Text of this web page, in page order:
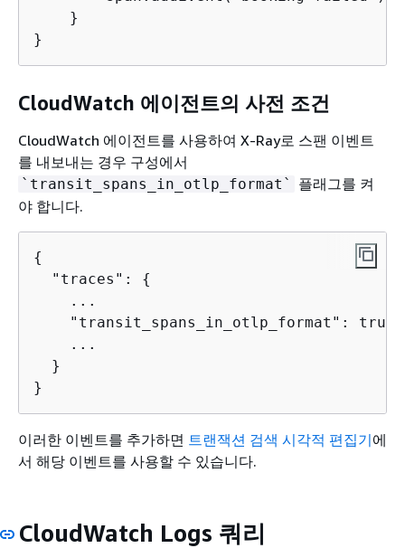
    }
}
CloudWatch 에이전트의 사전 조건
CloudWatch 에이전트를 사용하여 X-Ray로 스팬 이벤트
를 내보내는 경우 구성에서
`transit_spans_in_otlp_format`
플래그를 켜
야 합니다.
{
  "traces":
{
    ...
    "transit_spans_in_otlp_format": true
    ...
  }
}
이러한 이벤트를 추가하면 트랜잭션 검색 시각적 편집기에
서 해당 이벤트를 사용할 수 있습니다.
CloudWatch Logs 쿼리